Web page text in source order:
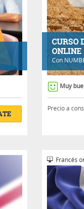
CURSO
ONLINE
Con
Muy
Precio a
Francés